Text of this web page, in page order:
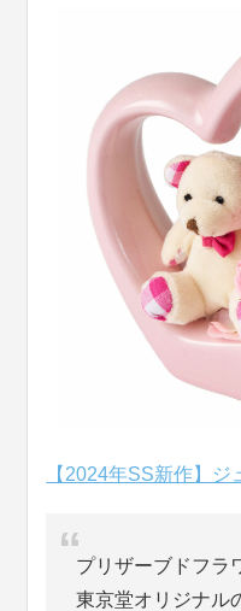
【2024年SS新作】ジ
プリザーブドフラ
東京堂オリジナル